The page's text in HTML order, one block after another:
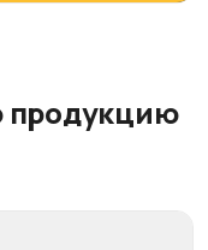
продукцию